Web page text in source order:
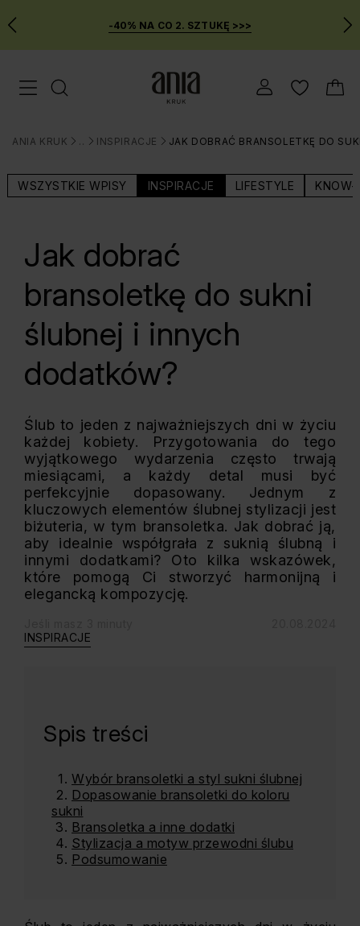
Przejdź
do
MENU
-40% NA CO 2. SZTUKĘ >>>
Menu mobilne
ANIA KRUK
>
BLOG
>
INSPIRACJE
>
JAK DOBRAĆ BRANSOLETKĘ DO
WSZYSTKIE WPISY INSPIRACJE LIFESTYLE KNOW-
Jak dobrać
bransoletkę do sukni
ślubnej i innych
dodatków?
Ślub to jeden z najważniejszych dni w życiu
każdej kobiety. Przygotowania do tego
wyjątkowego wydarzenia często trwają
miesiącami, a każdy detal musi być
perfekcyjnie dopasowany. Jednym z
kluczowych elementów ślubnej stylizacji jest
biżuteria, w tym bransoletka. Jak dobrać ją,
aby idealnie współgrała z suknią ślubną i
innymi dodatkami? Oto kilka wskazówek,
które pomogą Ci stworzyć harmonijną i
elegancką kompozycję.
INSPIRACJE
Spis treści
Wybór bransoletki a styl sukni ślubnej
Dopasowanie bransoletki do koloru
sukni
Bransoletka a inne dodatki
Stylizacja a motyw przewodni ślubu
Podsumowanie